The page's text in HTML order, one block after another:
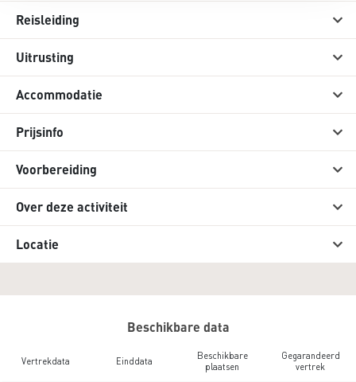
Reisleiding
Uitrusting
Accommodatie
Prijsinfo
Voorbereiding
Over deze activiteit
Locatie
Beschikbare data
Vertrekdata Einddata
Beschikbare
plaatsen
Gegarandeerd
vertrek